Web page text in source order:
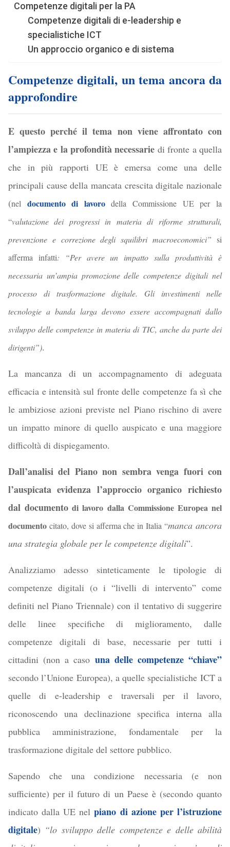
Competenze digitali per la PA
Competenze digitali di e-leadership e
specialistiche ICT
Un approccio organico e di sistema
Competenze digitali, un tema ancora da
approfondire
E questo perché il tema non viene affrontato con
l’ampiezza e la profondità necessarie di fronte a quella
che in più rapporti UE è emersa come una delle
principali cause della mancata crescita digitale nazionale
(nel documento di lavoro della Commissione UEper la
“valutazione dei progressi in materia di riforme strutturali,
prevenzione e correzione degli squilibri macroeconomici” si
afferma infatti: “Per avere un impatto sulla produttività è
necessaria un’ampia promozione delle competenze digitali nel
processo di trasformazione digitale. Gli investimenti nelle
tecnologie a banda larga devono essere accompagnati dallo
sviluppo delle competenze in materia di TIC, anche da parte dei
dirigenti”).
La mancanza di un accompagnamento di adeguata
efficacia e intensità sul fronte delle competenze fa sì che
le ambiziose azioni previste nel Piano rischino di avere
un impatto minore di quello auspicato e una maggiore
difficoltà di dispiegamento.
Dall’analisi del Piano non sembravenga fuori con
l’auspicata evidenza l’approccio organico richiesto
dal documento di lavoro dalla Commissione Europea nel
documentocitato, dove si afferma che in Italia “manca ancora
una strategia globale per le competenze digitali”.
Analizziamo adesso sinteticamente le tipologie di
competenze digitali (o i “livelli di intervento” come
definiti nel Piano Triennale) con il tentativo di suggerire
delle linee specifiche di miglioramento, dalle
competenze digitali di base, necessarie per tutti i
cittadini (non a caso una delle competenze “chiave”
secondo l’Unione Europea), a quelle specialistiche ICT a
quelle di e-leadership e traversali per il lavoro,
riconoscendo una declinazione specifica interna alla
pubblica amministrazione, fondamentale per la
trasformazione digitale del settore pubblico.
Sapendo che una condizione necessaria (e non
sufficiente) per il futuro di un Paese è (secondo quanto
indicato dalla UE nelpiano di azione per l’istruzione
digitale) “lo sviluppo delle competenze e delle abilità